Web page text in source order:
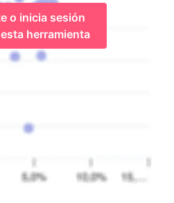
o inicia sesión
herramienta